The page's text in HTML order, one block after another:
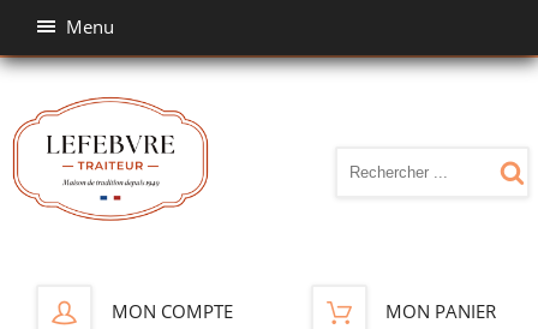
Menu
MON COMPTE MON PANIER